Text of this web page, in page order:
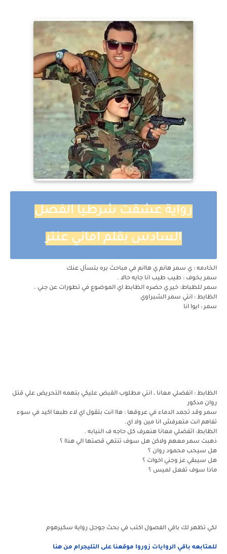
رواية عشقت شرطيا الفصل
السادس بقلم اماني عنتر
الخادمه : ي سمر هانم ي هاانم في مباحث بره بتسأل عنك
سمر بخوف : طيب طيب انا جايه حالا .
سمر للظباط: خير ي حضره الظابط اي الموضوع في تطورات عن جني .
الظابط : انتي سمر الشبراوي
سمر : ايوا انا
الظابط : اتفضلي معانا ، انتي مطلوب القبض عليكي بتهمه التحريض علي قتل
روان مدكور
سمر وقد تجمد الدماء في عروقها : هاا انت بتقول اي لاء طبعا اكيد في سوء
تفاهم انت متعرفش انا مين ولا اي.
الظابط: اتفضلي معانا هنعرف كل حاجه ف النيابه .
ذهبت سمر معهم ولاكن هل سوف تنتهي قصتها الي هناا ؟
هل سيحب محمود روان ؟
هل سيبقي عز وجني اخوات ؟
ماذا سوف تفعل لميس ؟
لكي تظهر لك باقي الفصول اكتب في بحث جوجل رواية سكيرهوم
للمتابعه باقي الروايات زوروا موقعنا على التليجرام من هنا